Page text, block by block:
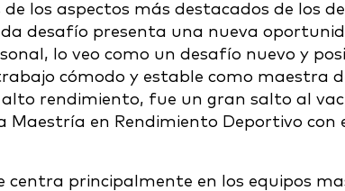
los aspectos más destacados de los
desafío presenta una nueva
lo veo como un desafío nuevo y
cómodo y estable como maestra
alto rendimiento, fue un gran salto al
Maestría en Rendimiento Deportivo con
centra principalmente en los equipos